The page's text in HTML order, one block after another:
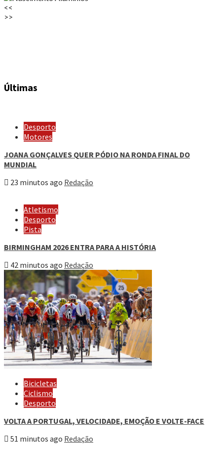
<<
>>
Últimas
Desporto
Motores
JOANA GONÇALVES QUER PÓDIO NA RONDA FINAL DO
MUNDIAL
23 minutos ago Redação
Atletismo
Desporto
Pista
BIRMINGHAM 2026 ENTRA PARA A HISTÓRIA
42 minutos ago Redação
Bicicletas
Ciclismo
Desporto
VOLTA A PORTUGAL, VELOCIDADE, EMOÇÃO E VOLTE-FACE
51 minutos ago Redação